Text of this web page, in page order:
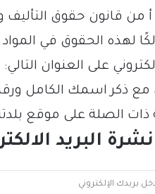
لهذه الحقوق في
مع ذكر اسمك الكامل
الصلة على موقع
البريد